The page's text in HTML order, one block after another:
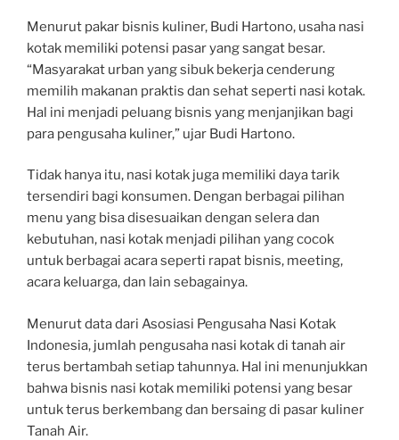
Menurut pakar bisnis kuliner, Budi Hartono, usaha nasi
kotak memiliki potensi pasar yang sangat besar.
“Masyarakat urban yang sibuk bekerja cenderung
memilih makanan praktis dan sehat seperti nasi kotak.
Hal ini menjadi peluang bisnis yang menjanjikan bagi
para pengusaha kuliner,” ujar Budi Hartono.
Tidak hanya itu, nasi kotak juga memiliki daya tarik
tersendiri bagi konsumen. Dengan berbagai pilihan
menu yang bisa disesuaikan dengan selera dan
kebutuhan, nasi kotak menjadi pilihan yang cocok
untuk berbagai acara seperti rapat bisnis, meeting,
acara keluarga, dan lain sebagainya.
Menurut data dari Asosiasi Pengusaha Nasi Kotak
Indonesia, jumlah pengusaha nasi kotak di tanah air
terus bertambah setiap tahunnya. Hal ini menunjukkan
bahwa bisnis nasi kotak memiliki potensi yang besar
untuk terus berkembang dan bersaing di pasar kuliner
Tanah Air.